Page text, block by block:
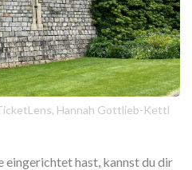
Hannah Gottlieb-Kettl
eingerichtet hast, kannst du dir